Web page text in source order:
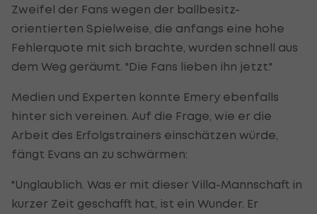
Zweifel der Fans wegen der ballbesitz-
orientierten Spielweise, die anfangs eine hohe
Fehlerquote mit sich brachte, wurden schnell aus
dem Weg geräumt. "Die Fans lieben ihn jetzt."
Medien und Experten konnte Emery ebenfalls
hinter sich vereinen. Auf die Frage, wie er die
Arbeit des Erfolgstrainers einschätzen würde,
fängt Evans an zu schwärmen:
"Unglaublich. Was er mit dieser Villa-Mannschaft in
kurzer Zeit geschafft hat, ist ein Wunder. Er